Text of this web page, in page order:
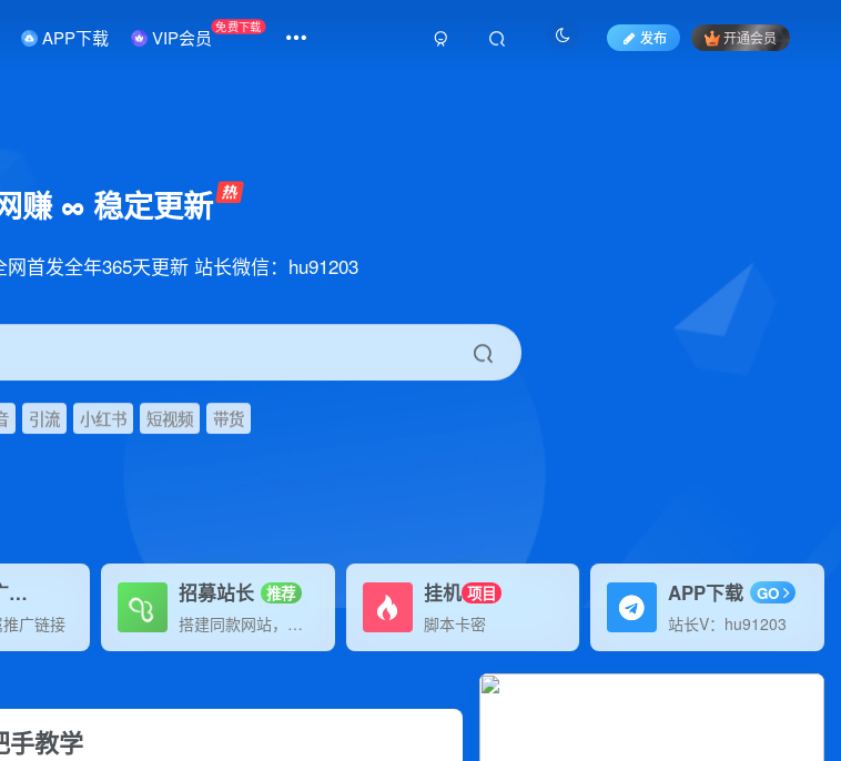
APP下载 VIP会员 免费下载
发布 开通会员
赚 ∞ 稳定更新
首发全年365天更新 站长微信：hu91203
引流 小红书 短视频 带货
VIP推广70%分佣
广链接
招募站长 推荐
搭建同款网站，自己当老板
挂机 项目
脚本卡密
APP下载 GO
站长V：hu91203
手教学